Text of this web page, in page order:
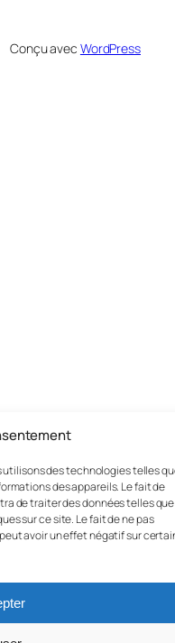
des technologies telles
des appareils. Le fait de
de traiter des données telles
sur ce site. Le fait de ne pas
avoir un effet négatif sur
Conçu avec WordPress